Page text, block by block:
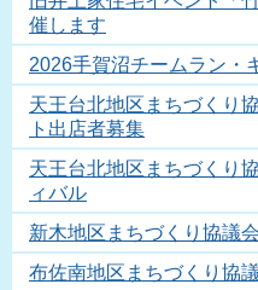
催します
2026手賀沼チームラン
天王台北地区まちづくり
ト出店者募集
天王台北地区まちづくり
ィバル
新木地区まちづくり協議
布佐南地区まちづくり協